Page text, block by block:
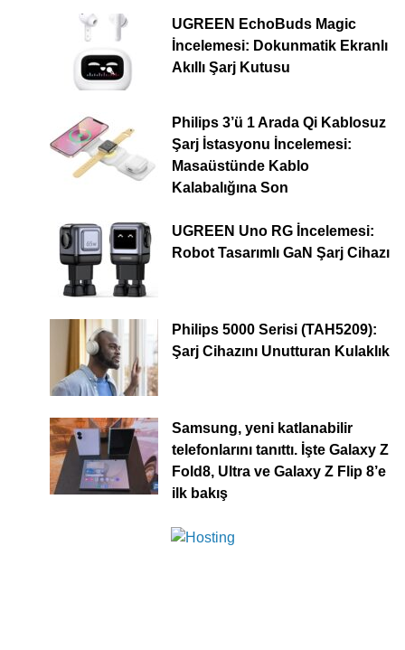
UGREEN EchoBuds Magic
İncelemesi: Dokunmatik Ekranlı
Akıllı Şarj Kutusu
Philips 3’ü 1 Arada Qi Kablosuz
Şarj İstasyonu İncelemesi:
Masaüstünde Kablo
Kalabalığına Son
UGREEN Uno RG İncelemesi:
Robot Tasarımlı GaN Şarj Cihazı
Philips 5000 Serisi (TAH5209):
Şarj Cihazını Unutturan Kulaklık
Samsung, yeni katlanabilir
telefonlarını tanıttı. İşte Galaxy Z
Fold8, Ultra ve Galaxy Z Flip 8’e
ilk bakış